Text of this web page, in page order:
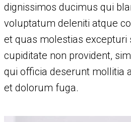
dignissimos ducimus qui
voluptatum deleniti atque
et quas molestias excepturi
cupiditate non provident,
qui officia deserunt mollitia
et dolorum fuga.